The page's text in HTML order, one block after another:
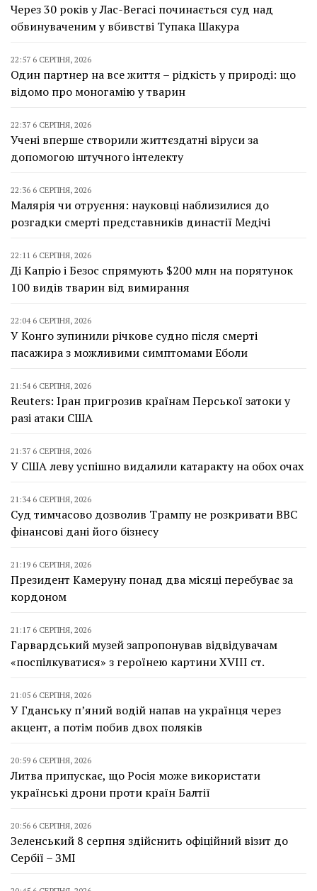
Через 30 років у Лас-Вегасі починається суд над
обвинуваченим у вбивстві Тупака Шакура
22:57 6 СЕРПНЯ, 2026
Один партнер на все життя – рідкість у природі: що
відомо про моногамію у тварин
22:37 6 СЕРПНЯ, 2026
Учені вперше створили життєздатні віруси за
допомогою штучного інтелекту
22:36 6 СЕРПНЯ, 2026
Малярія чи отруєння: науковці наблизилися до
розгадки смерті представників династії Медічі
22:11 6 СЕРПНЯ, 2026
Ді Капріо і Безос спрямують $200 млн на порятунок
100 видів тварин від вимирання
22:04 6 СЕРПНЯ, 2026
У Конго зупинили річкове судно після смерті
пасажира з можливими симптомами Еболи
21:54 6 СЕРПНЯ, 2026
Reuters: Іран пригрозив країнам Перської затоки у
разі атаки США
21:37 6 СЕРПНЯ, 2026
У США леву успішно видалили катаракту на обох очах
21:34 6 СЕРПНЯ, 2026
Суд тимчасово дозволив Трампу не розкривати BBC
фінансові дані його бізнесу
21:19 6 СЕРПНЯ, 2026
Президент Камеруну понад два місяці перебуває за
кордоном
21:17 6 СЕРПНЯ, 2026
Гарвардський музей запропонував відвідувачам
«поспілкуватися» з героїнею картини XVIII ст.
21:05 6 СЕРПНЯ, 2026
У Гданську п’яний водій напав на українця через
акцент, а потім побив двох поляків
20:59 6 СЕРПНЯ, 2026
Литва припускає, що Росія може використати
українські дрони проти країн Балтії
20:56 6 СЕРПНЯ, 2026
Зеленський 8 серпня здійснить офіційний візит до
Сербії – ЗМІ